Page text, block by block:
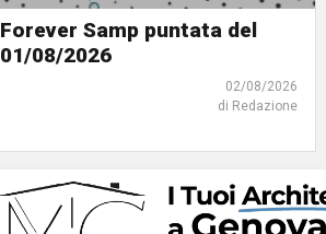
Forever Samp puntata del
01/08/2026
02/08/2026
di Redazione